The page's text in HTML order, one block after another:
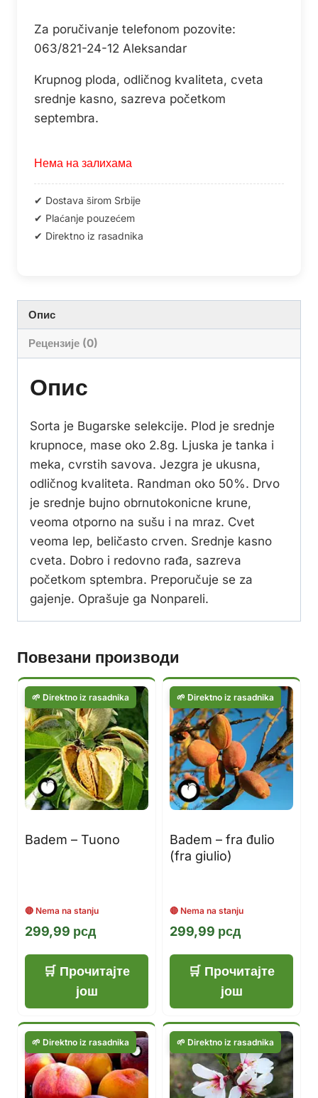
Za poručivanje telefonom pozovite:
063/821-24-12 Aleksandar
Krupnog ploda, odličnog kvaliteta, cveta
srednje kasno, sazreva početkom
septembra.
Нема на залихама
Опис
Рецензије (0)
Опис
Sorta je Bugarske selekcije. Plod je srednje
krupnoce, mase oko 2.8g. Ljuska je tanka i
meka, cvrstih savova. Jezgra je ukusna,
odličnog kvaliteta. Randman oko 50%. Drvo
je srednje bujno obrnutokonicne krune,
veoma otporno na sušu i na mraz. Cvet
veoma lep, beličasto crven. Srednje kasno
cveta. Dobro i redovno rađa, sazreva
početkom sptembra. Preporučuje se za
gajenje. Oprašuje ga Nonpareli.
Повезани производи
Badem – Tuono
299,99 рсд
Прочитајте
још
Badem – fra đulio
(fra giulio)
299,99 рсд
Прочитајте
још